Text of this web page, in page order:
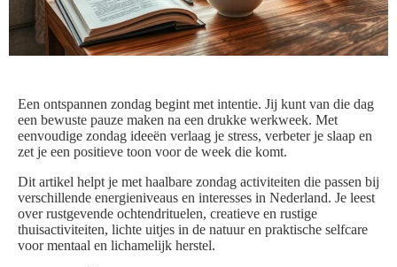
Een ontspannen zondag begint met intentie. Jij kunt van die dag
een bewuste pauze maken na een drukke werkweek. Met
eenvoudige zondag ideeën verlaag je stress, verbeter je slaap en
zet je een positieve toon voor de week die komt.
Dit artikel helpt je met haalbare zondag activiteiten die passen bij
verschillende energieniveaus en interesses in Nederland. Je leest
over rustgevende ochtendrituelen, creatieve en rustige
thuisactiviteiten, lichte uitjes in de natuur en praktische selfcare
voor mentaal en lichamelijk herstel.